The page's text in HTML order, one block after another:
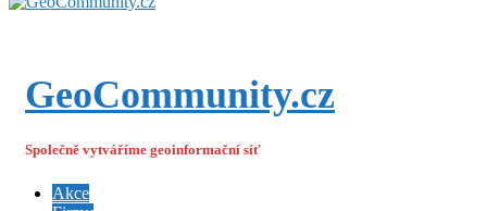
GeoCommunity.cz
Společně vytváříme geoinformační síť
Akce